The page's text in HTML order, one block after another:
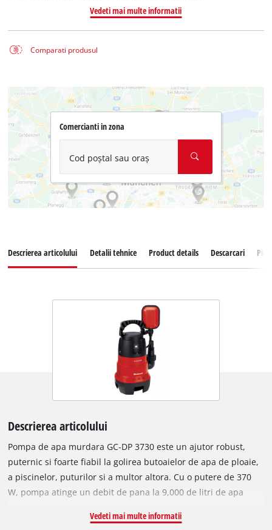
Vedeti mai multe informatii
Comparati produsul
Comercianti in zona
Cod poștal sau oraș
Descrierea articolului Detalii tehnice Product details Descarcari
Descrierea articolului
Pompa de apa murdara GC-DP 3730 este un ajutor robust,
puternic si foarte fiabil la golirea butoaielor de apa de ploaie,
a piscinelor, puturilor si a multor altora. Cu o putere de 370
W, pompa atinge un debit de pana la 9,000 de litri de apa
seta aceasta pompa robusta pe functionare continua sau pe
Vedeti mai multe informatii